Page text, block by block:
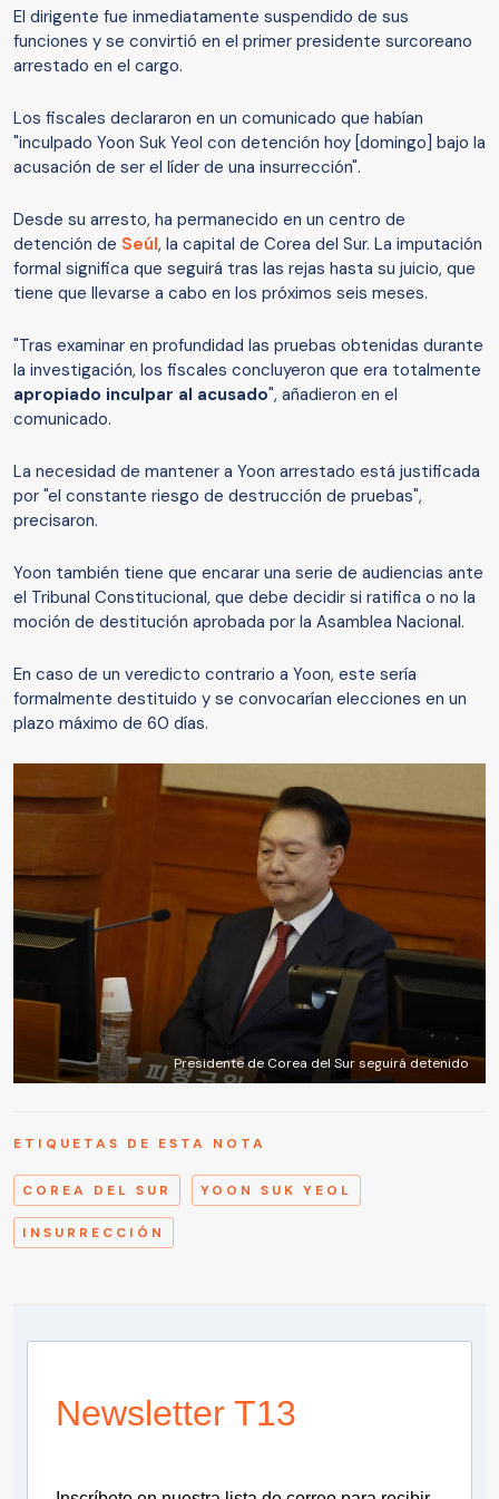
El dirigente fue inmediatamente suspendido de sus
funciones y se convirtió en el primer presidente surcoreano
arrestado en el cargo.
Los fiscales declararon en un comunicado que habían
"inculpado Yoon Suk Yeol con detención hoy [domingo] bajo la
acusación de ser el líder de una insurrección".
Desde su arresto, ha permanecido en un centro de
detención de Seúl, la capital de Corea del Sur. La imputación
formal significa que seguirá tras las rejas hasta su juicio, que
tiene que llevarse a cabo en los próximos seis meses.
"Tras examinar en profundidad las pruebas obtenidas durante
la investigación, los fiscales concluyeron que era totalmente
apropiado inculpar al acusado", añadieron en el
comunicado.
La necesidad de mantener a Yoon arrestado está justificada
por "el constante riesgo de destrucción de pruebas",
precisaron.
Yoon también tiene que encarar una serie de audiencias ante
el Tribunal Constitucional, que debe decidir si ratifica o no la
moción de destitución aprobada por la Asamblea Nacional.
En caso de un veredicto contrario a Yoon, este sería
formalmente destituido y se convocarían elecciones en un
plazo máximo de 60 días.
Presidente de Corea del Sur seguirá detenido
ETIQUETAS DE ESTA NOTA
COREA DEL SUR YOON SUK YEOL
INSURRECCIÓN
Newsletter T13